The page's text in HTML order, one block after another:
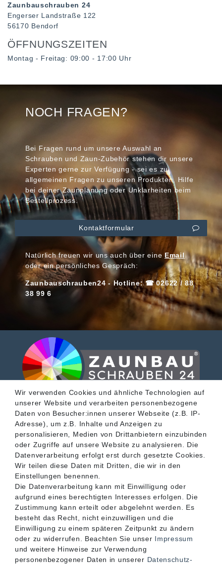
Zaunbauschrauben 24
Engerser Landstraße 122
56170 Bendorf
ÖFFNUNGSZEITEN
Montag - Freitag: 09:00 - 17:00 Uhr
NOCH FRAGEN?
Bei Fragen rund um unsere Auswahl an
Schrauben und Zaun-Zubehör stehen dir unsere
Experten gerne zur Verfügung - sei es zu
allgemeinen Fragen zu unseren Produkten, Hilfe
bei deiner Zaunplanung oder Unklarheiten beim
Bestellprozess.
Kontaktformular
Natürlich freuen wir uns auch über eineEmail
oder ein persönliches Gespräch:
Zaunbauschrauben24 - Hotline: ☎ 02622 / 88
38 99 6
SERVICE
INFORMATIONEN
KONTAKT
Wir verwenden Cookies und ähnliche Technologien auf
unserer Website und verarbeiten personenbezogene
Daten von Besucher:innen unserer Webseite (z.B. IP-
Adresse), um z.B. Inhalte und Anzeigen zu
personalisieren, Medien von Drittanbietern einzubinden
oder Zugriffe auf unsere Website zu analysieren. Die
Datenverarbeitung erfolgt erst durch gesetzte Cookies.
Wir teilen diese Daten mit Dritten, die wir in den
Einstellungen benennen.
Die Datenverarbeitung kann mit Einwilligung oder
aufgrund eines berechtigten Interesses erfolgen. Die
Zustimmung kann erteilt oder abgelehnt werden. Es
besteht das Recht, nicht einzuwilligen und die
Einwilligung zu einem späteren Zeitpunkt zu ändern
oder zu widerrufen. Beachten Sie unser Impressum
und weitere Hinweise zur Verwendung
personenbezogener Daten in unserer Daten­schutz­